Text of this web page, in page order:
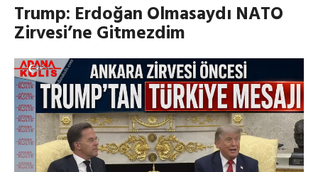
Trump: Erdoğan Olmasaydı NATO
Zirvesi’ne Gitmezdim